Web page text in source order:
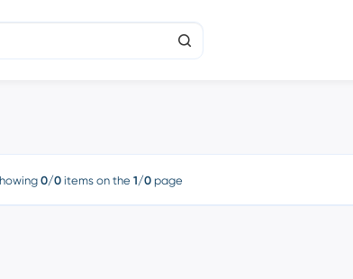
0/0 items on the 1/0page